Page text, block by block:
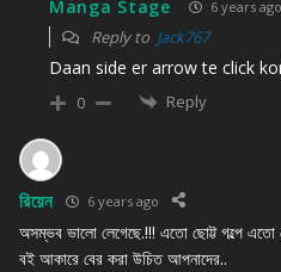
Manga Stage 6 years ago
Reply to Jack767
Daan side er arrow te click
0 Reply
রিয়েন 6 years ago
অসম্ভব ভালো লেগেছে.!!! এতো ছোট্ট গল্পে এতো
বই আকারে বের করা উচিত আপনাদের..